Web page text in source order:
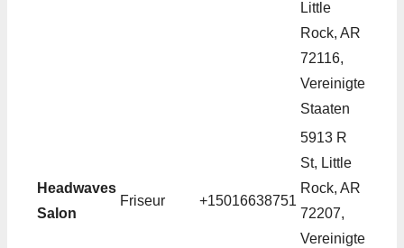
Little
Rock, AR
72116,
Vereinigte
Staaten
Headwaves
Salon
Friseur +15016638751
5913 R
St, Little
Rock, AR
72207,
Vereinigte